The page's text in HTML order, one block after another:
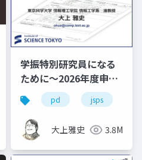
学振特別研究員になる
ために～2026年度申請
版
pd jsps
大上雅史 3.8M